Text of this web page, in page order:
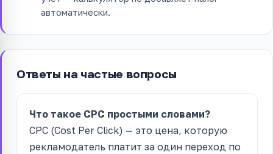
автоматически.
Ответы на частые вопросы
Что такое CPC простыми словами?
CPC (Cost Per Click) — это цена, которую
рекламодатель платит за один переход по